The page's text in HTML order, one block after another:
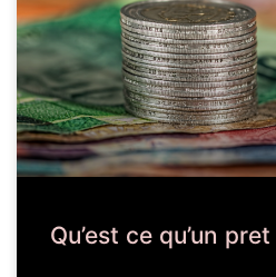
Qu’est ce qu’un